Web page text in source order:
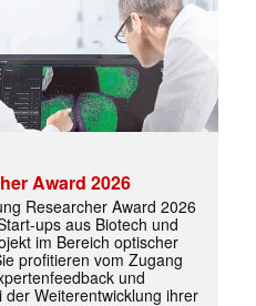
Award 2026
Researcher Award 2026
ups aus Biotech und
im Bereich optischer
profitieren vom Zugang
und
Weiterentwicklung ihrer